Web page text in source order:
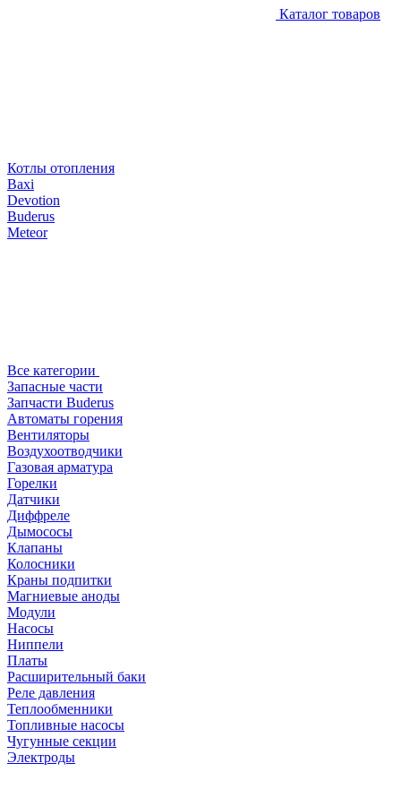
Каталог товаров
Котлы отопления
Baxi
Devotion
Buderus
Meteor
Все категории
Запасные части
Запчасти Buderus
Автоматы горения
Вентиляторы
Воздухоотводчики
Газовая арматура
Горелки
Датчики
Диффреле
Дымососы
Клапаны
Колосники
Краны подпитки
Магниевые аноды
Модули
Насосы
Ниппели
Платы
Расширительный баки
Реле давления
Теплообменники
Топливные насосы
Чугунные секции
Электроды